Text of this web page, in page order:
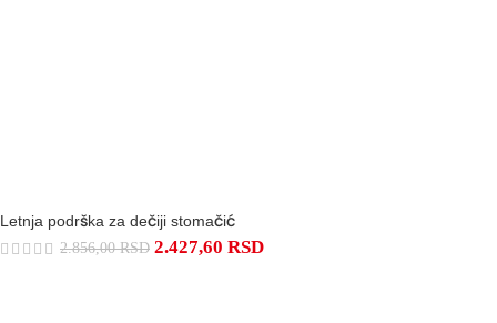
Letnja podrška za dečiji stomačić
2.856,00RSD 2.427,60 RSD